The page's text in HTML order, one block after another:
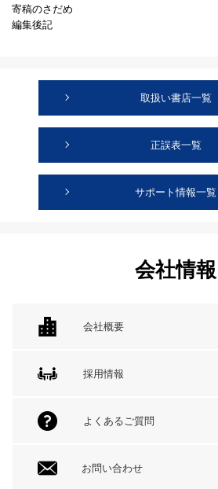
寄稿のさだめ
編集後記
取扱い書店一覧
正誤表一覧
サポート情報一覧
会社情報
会社概要
採用情報
よくあるご質問
お問い合わせ